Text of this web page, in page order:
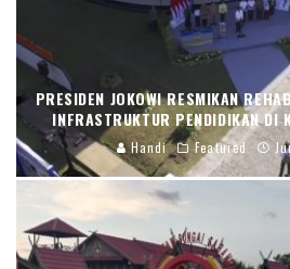
PRESIDEN JOKOWI RESMIKAN
INFRASTRUKTUR PENDIDIKAN DI
Handi Featured